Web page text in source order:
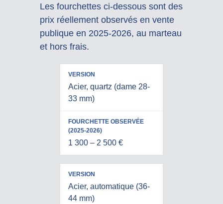
Les fourchettes ci-dessous sont des
prix réellement observés en vente
publique en 2025-2026, au marteau
et hors frais.
VERSION
OBSERVÉE
Acier, quartz (dame 28-
33 mm)
1 300 – 2 500 €
Acier, automatique (36-
44 mm)